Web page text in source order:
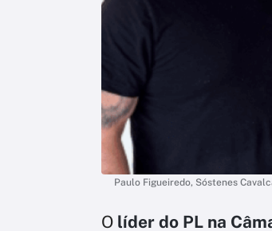
Paulo Figueiredo, Sóstenes
O líder do PL na